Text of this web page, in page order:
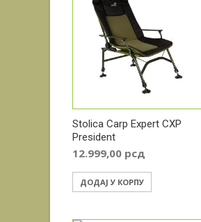
Stolica Carp Expert CXP
President
12.999,00 рсд
ДОДАЈ У КОРПУ